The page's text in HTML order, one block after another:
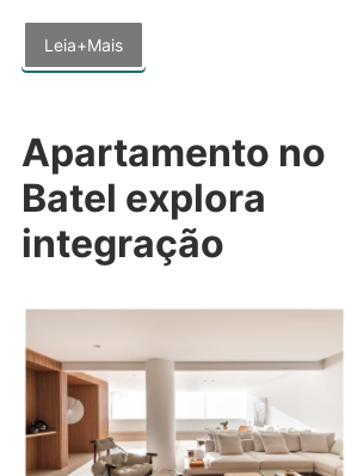
Leia+Mais
Apartamento no
Batel explora
integração